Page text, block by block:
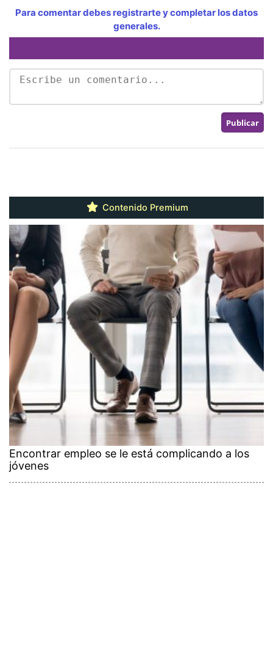
Para comentar debes registrarte y completar los datos
generales.
Contenido Premium
Encontrar empleo se le está complicando a los
jóvenes